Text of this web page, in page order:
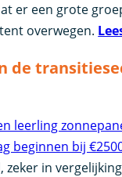
er een grote
overwegen.
de
leerling
beginnen bij
zeker in